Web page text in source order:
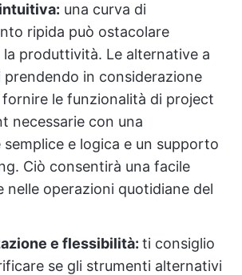
una curva di
ripida può ostacolare
la produttività. Le alternative a
prendendo in considerazione
le funzionalità di project
necessarie con una
semplice e logica e un supporto
Ciò consentirà una facile
nelle operazioni quotidiane del
e flessibilità: ti consiglio
se gli strumenti alternativi